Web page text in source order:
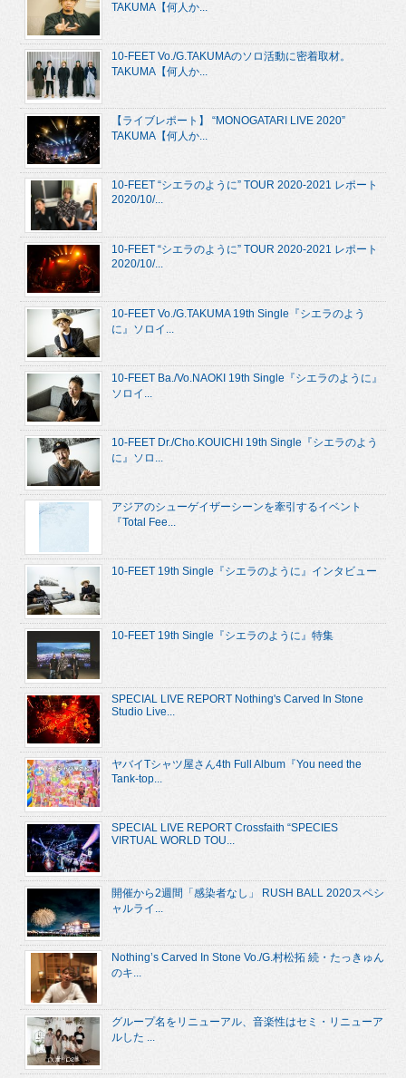
TAKUMA【何人か...
10-FEET Vo./G.TAKUMAのソロ活動に密着取材。
TAKUMA【何人か...
【ライブレポート】 “MONOGATARI LIVE 2020”
TAKUMA【何人か...
10-FEET “シエラのように” TOUR 2020-2021 レポート
2020/10/...
10-FEET “シエラのように” TOUR 2020-2021 レポート
2020/10/...
10-FEET Vo./G.TAKUMA 19th Single『シエラのよう
に』ソロイ...
10-FEET Ba./Vo.NAOKI 19th Single『シエラのように』
ソロイ...
10-FEET Dr./Cho.KOUICHI 19th Single『シエラのよう
に』ソロ...
アジアのシューゲイザーシーンを牽引するイベント
『Total Fee...
10-FEET 19th Single『シエラのように』インタビュー
10-FEET 19th Single『シエラのように』特集
SPECIAL LIVE REPORT Nothing's Carved In Stone
Studio Live...
ヤバイTシャツ屋さん4th Full Album『You need the
Tank-top...
SPECIAL LIVE REPORT Crossfaith “SPECIES
VIRTUAL WORLD TOU...
開催から2週間「感染者なし」 RUSH BALL 2020スペシ
ャルライ...
Nothing’s Carved In Stone Vo./G.村松拓 続・たっきゅん
のキ...
グループ名をリニューアル、音楽性はセミ・リニューア
ルした ...